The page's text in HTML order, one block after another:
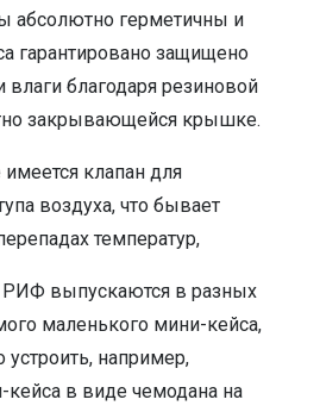
абсолютно герметичны и
гарантировано защищено
влаги благодаря резиновой
закрывающейся крышке.
клапан для
воздуха, что бывает
температур,
выпускаются в разных
маленького мини-кейса,
например,
кейса в виде чемодана на